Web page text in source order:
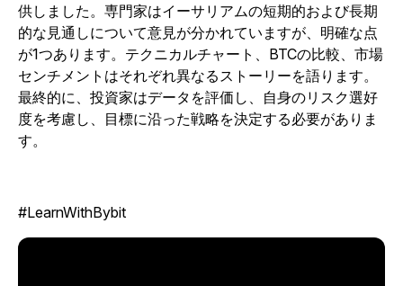
供しました。専門家はイーサリアムの短期的および長期
的な見通しについて意見が分かれていますが、明確な点
が1つあります。テクニカルチャート、BTCの比較、市場
センチメントはそれぞれ異なるストーリーを語ります。
最終的に、投資家はデータを評価し、自身のリスク選好
度を考慮し、目標に沿った戦略を決定する必要がありま
す。
#LearnWithBybit